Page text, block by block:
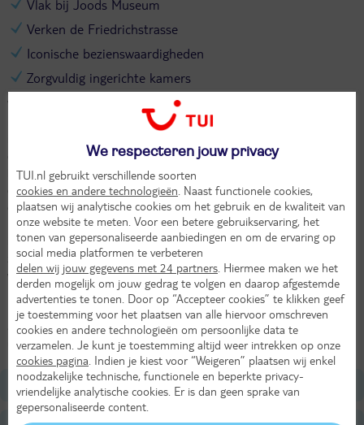
Vlak bij Joods Museum
Verken de Friedrichstrasse
Iconische bezienswaardigheden
Zorgvuldig ingerichte kamers
Wanneer je aankomt bij het Mondrian Suites Hotel Berlin, voel je
meteen de bruisende sfeer van de stad. Het hotel ligt vlak naast het
ontdekkingstocht door deze stad. Je wandelt de stijlvolle lobby
binnen en ervaart direct de moderne elegantie en warme
gastvrijheid. Met een vriendelijke glimlach overhandigt het team je
de sleutel van je kamer, ingericht met zorg en oog voor detail.
Binnen enkele minuten sta je bij het Joods Museum, waar de
indrukwekkende architectuur en boeiende tentoonstellingen je
zeker fascineren. Verken daarna Friedrichstrasse, een levendige
winkelstraat vol gezellige boetieks en restaurants. Ook de
Brandenburger Tor ligt op loopafstand. En wil je verder de stad in?
Het metrostation vind je praktisch om de hoek. Dus begin je
avontuur in Berlijn in stijl en laat het Mondrian Suites Hotel Berlin je
uitvalsbasis zijn tot een stad vol geschiedenis, cultuur en avontuur.
Ligging
We respecteren jouw privacy
TUI.nl gebruikt verschillende soorten
cookies en andere technologieën . Naast functionele cookies,
plaatsen wij analytische cookies om het gebruik en de kwaliteit van
onze website te meten. Voor een betere gebruikservaring, het
tonen van gepersonaliseerde aanbiedingen en om de ervaring op
social media platformen te verbeteren
delen wij jouw gegevens met 24 partners . Hiermee maken we het
derden mogelijk om jouw gedrag te volgen en daarop afgestemde
advertenties te tonen. Door op “Accepteer cookies” te klikken geef
je toestemming voor het plaatsen van alle hiervoor omschreven
cookies en andere technologieën om persoonlijke data te
verzamelen. Je kunt je toestemming altijd weer intrekken op onze
cookies pagina . Indien je kiest voor “Weigeren” plaatsen wij enkel
noodzakelijke technische, functionele en beperkte privacy-
vriendelijke analytische cookies. Er is dan geen sprake van
gepersonaliseerde content.